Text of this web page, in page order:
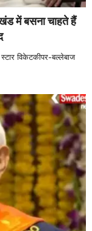
में बसना चाहते हैं
विकेटकीपर-बल्लेबाज